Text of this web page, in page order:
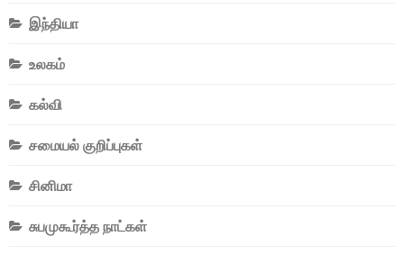
இந்தியா
உலகம்
கல்வி
சமையல் குறிப்புகள்
சினிமா
சுபமுகூர்த்த நாட்கள்